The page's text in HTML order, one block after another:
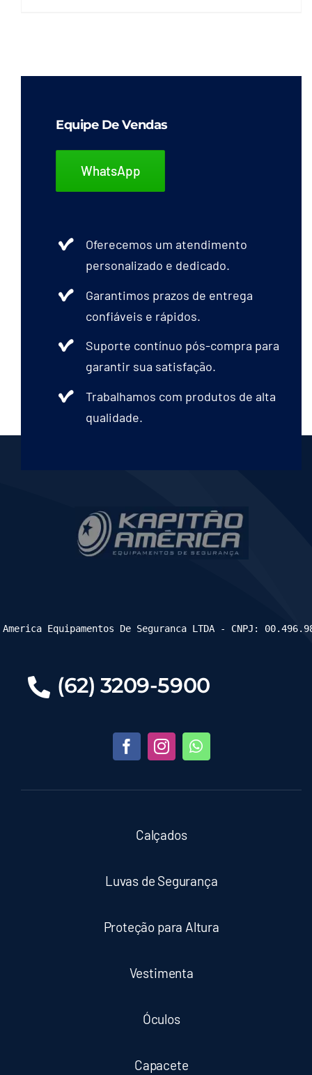
Equipe De Vendas
WhatsApp
Oferecemos um atendimento
personalizado e dedicado.
Garantimos prazos de entrega
confiáveis e rápidos.
Suporte contínuo pós-compra para
garantir sua satisfação.
Trabalhamos com produtos de alta
qualidade.
(62) 3209-5900
Calçados
Luvas de Segurança
Proteção para Altura
Vestimenta
Óculos
Capacete
Equipamentos De Seguranca LTDA - CNPJ: